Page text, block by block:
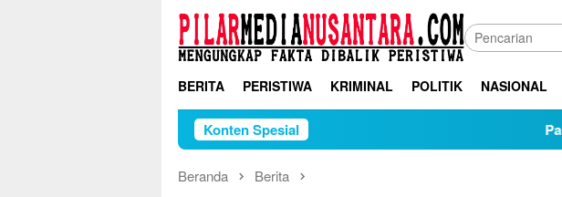
Loncat
konten
BERITA PERISTIWA KRIMINAL POLITIK NASIONAL
Konten Spesial Paripurna
Beranda Berita